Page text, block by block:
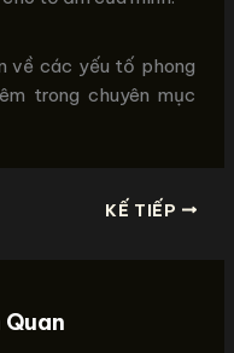
về các yếu tố phong
trong chuyên mục
KẾ TIẾP